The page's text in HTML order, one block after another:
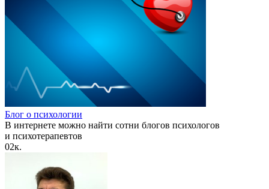
Блог о психологии
В интернете можно найти сотни блогов психологов
и психотерапевтов
02к.